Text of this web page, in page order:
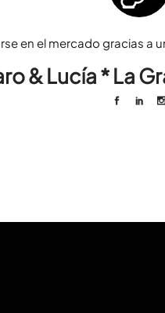
en el mercado gracias a
& Lucía * La